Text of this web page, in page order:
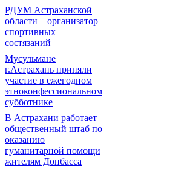
РДУМ Астраханской
области – организатор
спортивных
состязаний
Мусульмане
г.Астрахань приняли
участие в ежегодном
этноконфессиональном
субботнике
В Астрахани работает
общественный штаб по
оказанию
гуманитарной помощи
жителям Донбасса